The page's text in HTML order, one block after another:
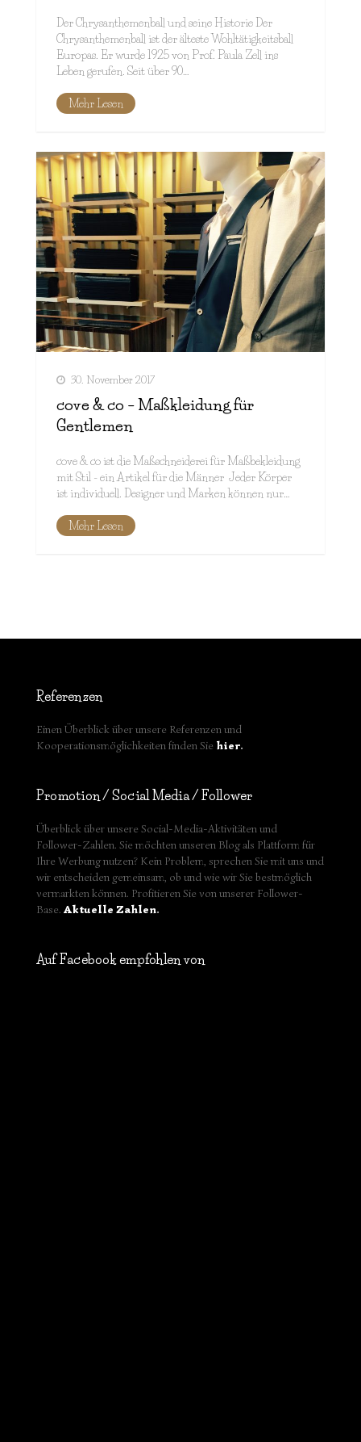
Der Chrysanthemenball und seine Historie Der
Chrysanthemenball ist der älteste Wohltätigkeitsball
Europas. Er wurde 1925 von Prof. Paula Zell ins
Leben gerufen. Seit über 90…
Mehr Lesen
30. November 2017
cove & co – Maßkleidung für
Gentlemen
cove & co ist die Maßschneiderei für Maßbekleidung
mit Stil - ein Artikel für die Männer Jeder Körper
ist individuell. Designer und Marken können nur…
Mehr Lesen
Referenzen
Einen Überblick über unsere Referenzen und
Kooperationsmöglichkeiten finden Sie hier.
Promotion / Social Media / Follower
Überblick über unsere Social-Media-Aktivitäten und
Follower-Zahlen. Sie möchten unseren Blog als Plattform für
Ihre Werbung nutzen? Kein Problem, sprechen Sie mit uns und
wir entscheiden gemeinsam, ob und wie wir Sie bestmöglich
vermarkten können. Profitieren Sie von unserer Follower-
Base. Aktuelle Zahlen.
Auf Facebook empfohlen von